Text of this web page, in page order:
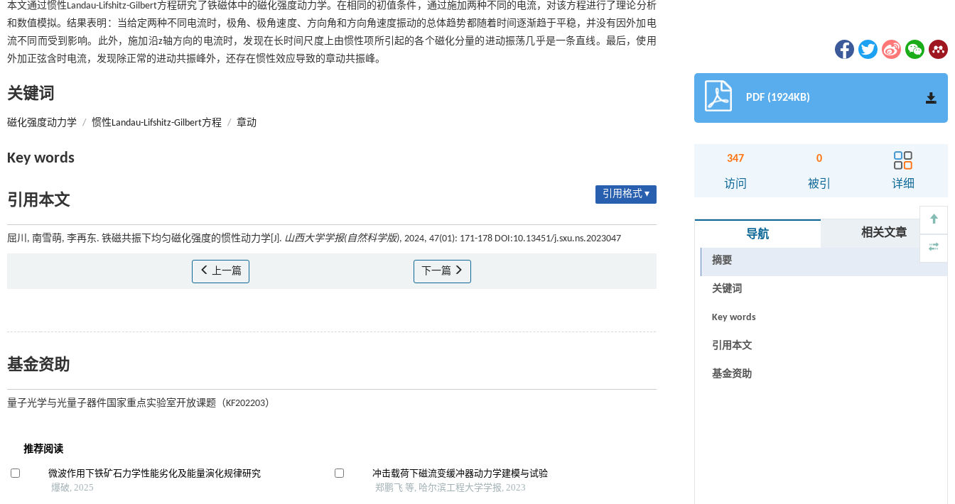
本文通过惯性Landau-Lifshitz-Gilbert方程研究了铁磁体中的磁化强度动力学。在相同的初值条件，通过施加两种不同的电流，对该方程进行了理论分析
和数值模拟。结果表明：当给定两种不同电流时，极角、极角速度、方向角和方向角速度振动的总体趋势都随着时间逐渐趋于平稳，并没有因外加电
流不同而受到影响。此外，施加沿z轴方向的电流时，发现在长时间尺度上由惯性项所引起的各个磁化分量的进动振荡几乎是一条直线。最后，使用
外加正弦含时电流，发现除正常的进动共振峰外，还存在惯性效应导致的章动共振峰。
关键词
磁化强度动力学 / 惯性Landau-Lifshitz-Gilbert方程 / 章动
Key words
引用本文 引用格式 ▾
屈川, 南雪萌, 李再东. 铁磁共振下均匀磁化强度的惯性动力学[J]. 山西大学学报(自然科学版), 2024, 47(01): 171-178 DOI:10.13451/j.sxu.ns.2023047
上一篇 下一篇
基金资助
量子光学与光量子器件国家重点实验室开放课题（KF202203）
PDF (1924KB)
347
访问
0
被引 详细
导航 相关文章
摘要
关键词
Key words
引用本文
基金资助